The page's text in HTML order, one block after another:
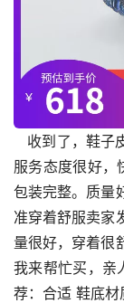
服务态度很好，
包装完整。质量
准穿着舒服卖家
量很好，穿着很
我来帮忙买，亲
荐：合适 鞋底